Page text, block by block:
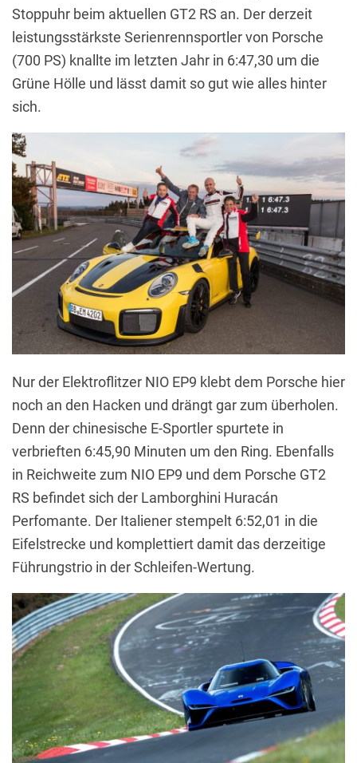
Stoppuhr beim aktuellen GT2 RS an. Der derzeit
leistungsstärkste Serienrennsportler von Porsche
(700 PS) knallte im letzten Jahr in 6:47,30 um die
Grüne Hölle und lässt damit so gut wie alles hinter
sich.
Nur der Elektroflitzer NIO EP9 klebt dem Porsche hier
noch an den Hacken und drängt gar zum überholen.
Denn der chinesische E-Sportler spurtete in
verbrieften 6:45,90 Minuten um den Ring. Ebenfalls
in Reichweite zum NIO EP9 und dem Porsche GT2
RS befindet sich der Lamborghini Huracán
Perfomante. Der Italiener stempelt 6:52,01 in die
Eifelstrecke und komplettiert damit das derzeitige
Führungstrio in der Schleifen-Wertung.